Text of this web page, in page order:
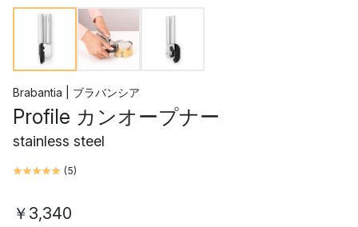
Brabantia | ブラバンシア
Profile カンオープナー
stainless steel
(5)
￥3,340